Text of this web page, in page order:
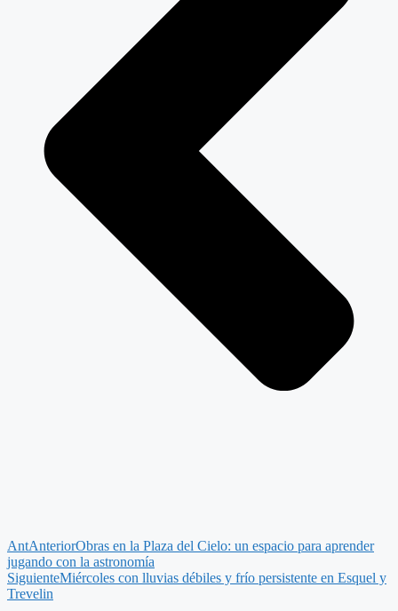
AntAnteriorObras en la Plaza del Cielo: un espacio para aprender
jugando con la astronomía
SiguienteMiércoles con lluvias débiles y frío persistente en Esquel y
Trevelin